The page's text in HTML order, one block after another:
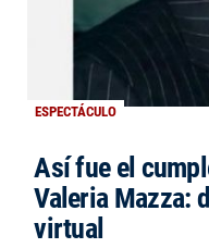
ESPECTÁCULO
Así fue el
Valeria Mazza:
virtual